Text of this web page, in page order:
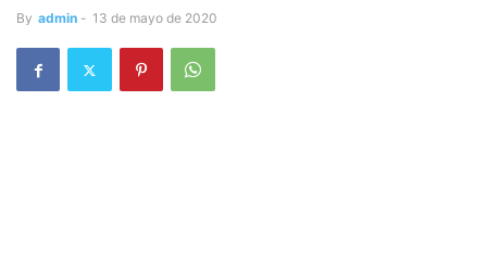
By admin - 13 de mayo de 2020